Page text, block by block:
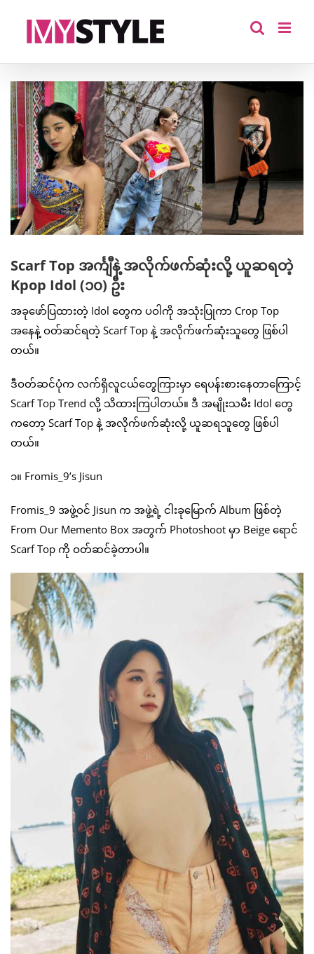
View
Larger
Image
Scarf Top အင်္ကျီနဲ့ အလိုက်ဖက်ဆုံးလို့ ယူဆရတဲ့
Kpop Idol (၁၀) ဦး
အခုဖော်ပြထားတဲ့ Idol တွေက ပဝါကို အသုံးပြုကာ Crop Top
အနေနဲ့ ဝတ်ဆင်ရတဲ့ Scarf Top နဲ့ အလိုက်ဖက်ဆုံးသူတွေ ဖြစ်ပါ
တယ်။
ဒီဝတ်ဆင်ပုံက လက်ရှိလူငယ်တွေကြားမှာ ရေပန်းစားနေတာကြောင့်
Scarf Top Trend လို့ သိထားကြပါတယ်။ ဒီ အမျိုးသမီး Idol တွေ
ကတော့ Scarf Top နဲ့ အလိုက်ဖက်ဆုံးလို့ ယူဆရသူတွေ ဖြစ်ပါ
တယ်။
၁။ Fromis_9’s Jisun
Fromis_9 အဖွဲ့ဝင် Jisun က အဖွဲ့ရဲ့ ငါးခုမြောက် Album ဖြစ်တဲ့
From Our Memento Box အတွက် Photoshoot မှာ Beige ရောင်
Scarf Top ကို ဝတ်ဆင်ခဲ့တာပါ။